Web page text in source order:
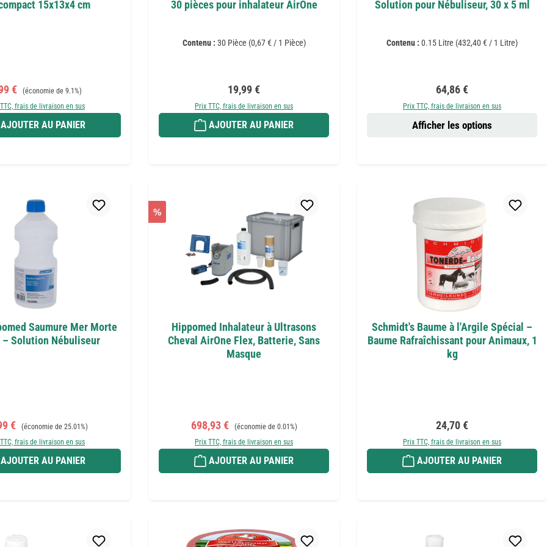
15x13x4 cm
de vente :
€ Prix régulier :
(économie de 9.1%)
frais de livraison en sus
AJOUTER AU PANIER
30 pièces pour inhalateur AirOne
Contenu : 30 Pièce (0,67 € / 1 Pièce)
Prix régulier :
19,99 €
Prix TTC, frais de livraison en sus
AJOUTER AU PANIER
Solution pour Nébuliseur, 30 x 5 ml
Contenu : 0.15 Litre (432,40 € / 1 Litre)
Prix régulier :
64,86 €
Prix TTC, frais de livraison en sus
Afficher les options
Saumure Mer Morte
– Solution Nébuliseur
de vente :
€ Prix régulier :
(économie de 25.01%)
frais de livraison en sus
AJOUTER AU PANIER
%
Hippomed Inhalateur à Ultrasons
Cheval AirOne Flex, Batterie, Sans
Masque
Prix de vente :
698,93 € Prix régulier :
(économie de 0.01%)
Prix TTC, frais de livraison en sus
AJOUTER AU PANIER
Schmidt's Baume à l'Argile Spécial –
Baume Rafraîchissant pour Animaux, 1
kg
Prix régulier :
24,70 €
Prix TTC, frais de livraison en sus
AJOUTER AU PANIER